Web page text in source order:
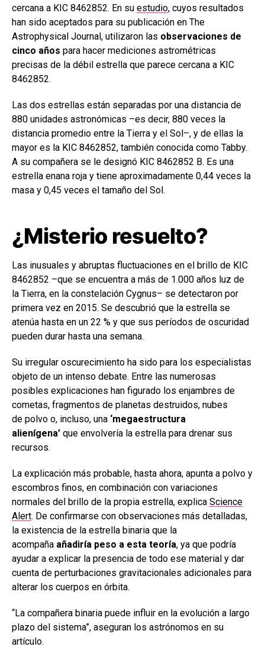
cercana a KIC 8462852. En su estudio, cuyos resultados
han sido aceptados para su publicación en The
Astrophysical Journal, utilizaron las observaciones de
cinco años para hacer mediciones astrométricas
precisas de la débil estrella que parece cercana a KIC
8462852.
Las dos estrellas están separadas por una distancia de
880 unidades astronómicas –es decir, 880 veces la
distancia promedio entre la Tierra y el Sol–, y de ellas la
mayor es la KIC 8462852, también conocida como Tabby.
A su compañera se le designó KIC 8462852 B. Es una
estrella enana roja y tiene aproximadamente 0,44 veces la
masa y 0,45 veces el tamaño del Sol.
¿Misterio resuelto?
Las inusuales y abruptas fluctuaciones en el brillo de KIC
8462852 –que se encuentra a más de 1.000 años luz de
la Tierra, en la constelación Cygnus– se detectaron por
primera vez en 2015. Se descubrió que la estrella se
atenúa hasta en un 22 % y que sus períodos de oscuridad
pueden durar hasta una semana.
Su irregular oscurecimiento ha sido para los especialistas
objeto de un intenso debate. Entre las numerosas
posibles explicaciones han figurado los enjambres de
cometas, fragmentos de planetas destruidos, nubes
de polvo o, incluso, una ‘megaestructura
alienígena’ que envolvería la estrella para drenar sus
recursos.
La explicación más probable, hasta ahora, apunta a polvo y
escombros finos, en combinación con variaciones
normales del brillo de la propia estrella, explica Science
Alert. De confirmarse con observaciones más detalladas,
la existencia de la estrella binaria que la
acompaña añadiría peso a esta teoría, ya que podría
ayudar a explicar la presencia de todo ese material y dar
cuenta de perturbaciones gravitacionales adicionales para
alterar los cuerpos en órbita.
“La compañera binaria puede influir en la evolución a largo
plazo del sistema”, aseguran los astrónomos en su
artículo.